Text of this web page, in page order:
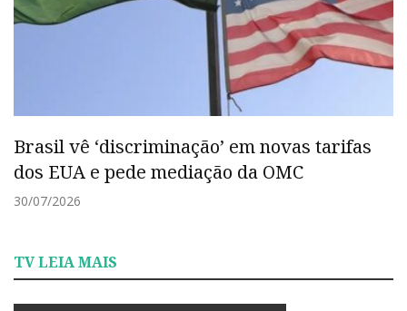
Brasil vê ‘discriminação’ em novas tarifas
dos EUA e pede mediação da OMC
30/07/2026
TV LEIA MAIS